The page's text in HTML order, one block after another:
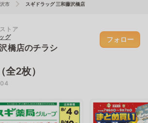
市 スギドラッグ 三和藤沢橋店
トア
グ
橋店のチラシ
フォロー
2枚）